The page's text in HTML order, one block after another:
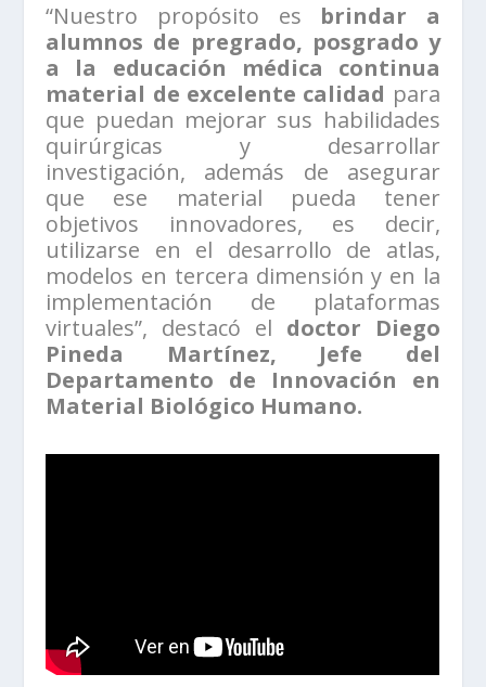
“Nuestro propósito es brindar a
alumnos de pregrado, posgrado y
a la educación médica continua
material de excelente calidad para
que puedan mejorar sus habilidades
quirúrgicas y desarrollar
investigación, además de asegurar
que ese material pueda tener
objetivos innovadores, es decir,
utilizarse en el desarrollo de atlas,
modelos en tercera dimensión y en la
implementación de plataformas
virtuales”, destacó el doctor Diego
Pineda Martínez, Jefe del
Departamento de Innovación en
Material Biológico Humano.